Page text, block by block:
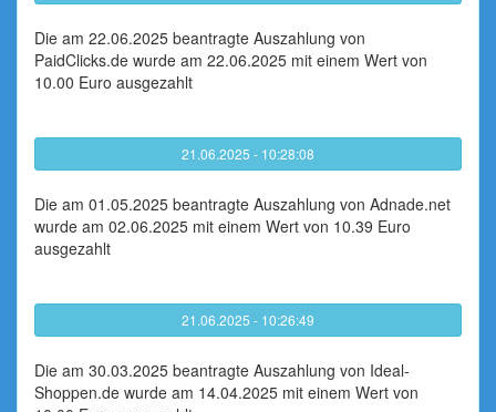
Die am 22.06.2025 beantragte Auszahlung von
PaidClicks.de wurde am 22.06.2025 mit einem Wert von
10.00 Euro ausgezahlt
21.06.2025 - 10:28:08
Die am 01.05.2025 beantragte Auszahlung von Adnade.net
wurde am 02.06.2025 mit einem Wert von 10.39 Euro
ausgezahlt
21.06.2025 - 10:26:49
Die am 30.03.2025 beantragte Auszahlung von Ideal-
Shoppen.de wurde am 14.04.2025 mit einem Wert von